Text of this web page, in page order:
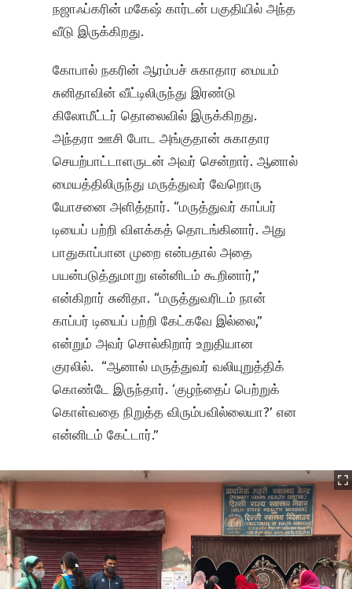
நஜாஃப்கரின் மகேஷ் கார்டன் பகுதியில் அந்த
வீடு இருக்கிறது.
கோபால் நகரின் ஆரம்பச் சுகாதார மையம்
சுனிதாவின் வீட்டிலிருந்து இரண்டு
கிலோமீட்டர் தொலைவில் இருக்கிறது.
அந்தரா ஊசி போட அங்குதான் சுகாதார
செயற்பாட்டாளருடன் அவர் சென்றார். ஆனால்
மையத்திலிருந்து மருத்துவர் வேறொரு
யோசனை அளித்தார். “மருத்துவர் காப்பர்
டியைப் பற்றி விளக்கத் தொடங்கினார். அது
பாதுகாப்பான முறை என்பதால் அதை
பயன்படுத்துமாறு என்னிடம் கூறினார்,”
என்கிறார் சுனிதா. “மருத்துவரிடம் நான்
காப்பர் டியைப் பற்றி கேட்கவே இல்லை,”
என்றும் அவர் சொல்கிறார் உறுதியான
குரலில். “ஆனால் மருத்துவர் வலியுறுத்திக்
கொண்டே இருந்தார். ‘குழந்தைப் பெற்றுக்
கொள்வதை நிறுத்த விரும்பவில்லையா?’ என
என்னிடம் கேட்டார்.”